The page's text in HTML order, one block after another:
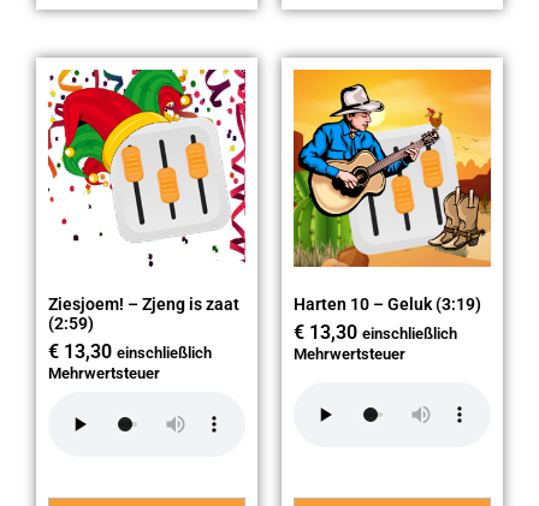
Ziesjoem! – Zjeng is zaat
(2:59)
€ 13,30 einschließlich
Mehrwertsteuer
Harten 10 – Geluk (3:19)
€ 13,30 einschließlich
Mehrwertsteuer